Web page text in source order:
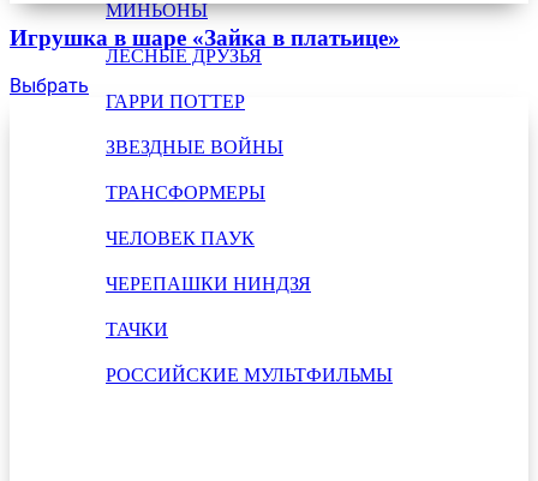
МИНЬОНЫ
ЛЕСНЫЕ ДРУЗЬЯ
ГАРРИ ПОТТЕР
ЗВЕЗДНЫЕ ВОЙНЫ
ТРАНСФОРМЕРЫ
ЧЕЛОВЕК ПАУК
ЧЕРЕПАШКИ НИНДЗЯ
ТАЧКИ
РОССИЙСКИЕ МУЛЬТФИЛЬМЫ
Игрушка в шаре «Зайка в платьице»
Выбрать